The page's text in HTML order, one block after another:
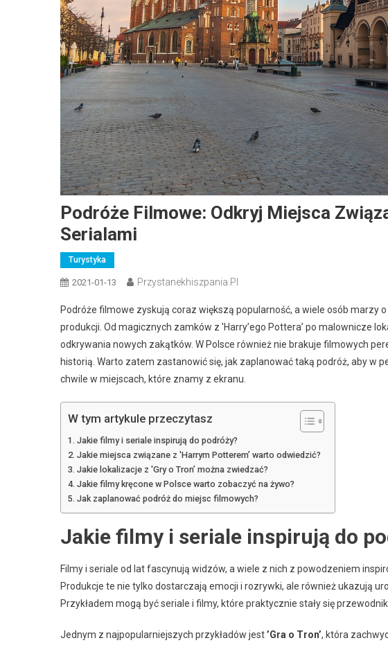
Podróże Filmowe: Odkryj Miejsca
Serialami
Turystyka
2021-01-13 Przystanekhiszpania.pl
Podróże filmowe zyskują coraz większą popularność, a wiele osób marzy
produkcji. Od magicznych zamków z 'Harry’ego Pottera’ po malownicze
odkrywania nowych zakątków. W Polsce również nie brakuje filmowych
historią. Warto zatem zastanowić się, jak zaplanować taką podróż, aby w
chwile w miejscach, które znamy z ekranu.
W tym artykule przeczytasz
Jakie filmy i seriale inspirują do podróży?
Jakie miejsca związane z 'Harrym Potterem’ warto odwiedzić?
Jakie lokalizacje z 'Gry o Tron’ można zwiedzać?
Jakie filmy kręcone w Polsce warto zobaczyć na żywo?
Jak zaplanować podróż do miejsc filmowych?
Jakie filmy i seriale inspirują do
Filmy i seriale od lat fascynują widzów, a wiele z nich z powodzeniem
Produkcje te nie tylko dostarczają emocji i rozrywki, ale również ukazują
Przykładem mogą być seriale i filmy, które praktycznie stały się
Jednym z najpopularniejszych przykładów jest’Gra o Tron’, która